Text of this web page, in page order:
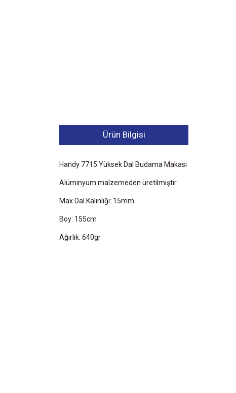
Ürün Bilgisi
Handy 7715 Yüksek Dal Budama Makası
Alüminyum malzemeden üretilmiştir.
Max Dal Kalınlığı: 15mm
Boy: 155cm
Ağırlık: 640gr